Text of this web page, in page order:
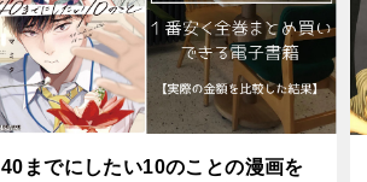
40までにしたい10のことの漫画を